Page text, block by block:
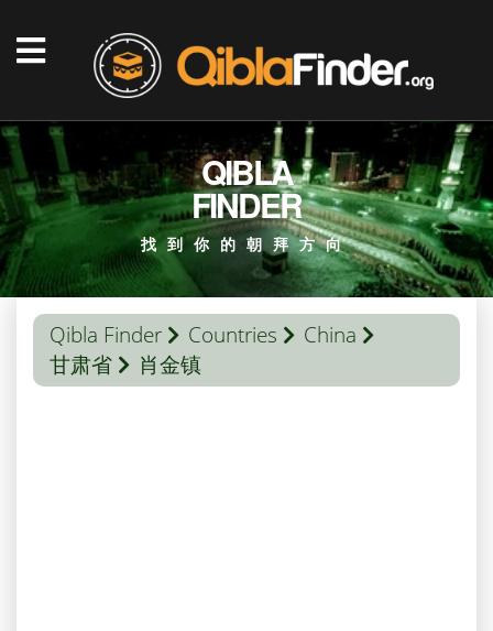
QIBLA
FINDER
找到你的朝拜方向
Qibla Finder Countries
China
甘肃省
肖金镇